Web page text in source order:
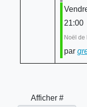
21:00
Noël de
par
Afficher #